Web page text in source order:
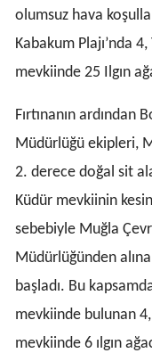
olumsuz hava
Kabakum Plajı’nda
mevkiinde 25 Ilgın
Fırtınanın
Müdürlüğü ekipleri,
2. derece doğal sit
Küdür mevkiinin
sebebiyle Muğla
Müdürlüğünden
başladı. Bu
mevkiinde bulunan
mevkiinde 6 ılgın